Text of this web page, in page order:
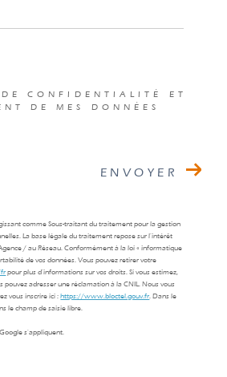
CONFIDENTIALITÉ ET
DE MES DONNÉES
ENVOYER
comme Sous-traitant du traitement pour la gestion
La base légale du traitement repose sur l'intérêt
/ au Réseau. Conformément à la loi « informatique
de vos données. Vous pouvez retirer votre
pour plus d’informations sur vos droits. Si vous estimez,
adresser une réclamation à la CNIL. Nous vous
vous inscrire ici :https://www.bloctel.gouv.fr . Dans le
le champ de saisie libre.
s'appliquent.